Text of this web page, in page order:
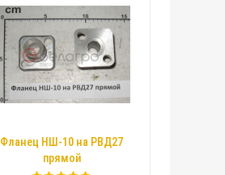
Фланец НШ-10 на РВД27
прямой